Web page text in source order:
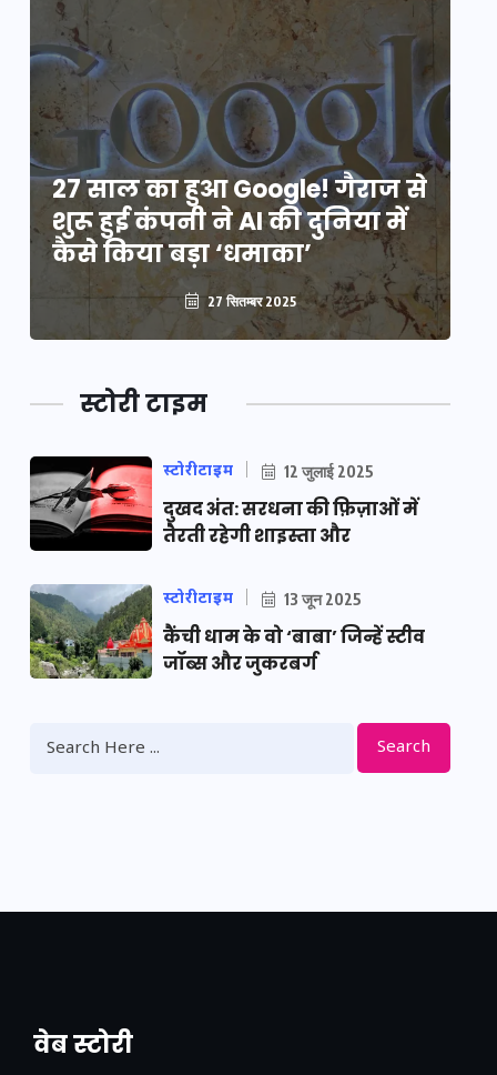
27 साल का हुआ Google! गैराज से
शुरू हुई कंपनी ने AI की दुनिया में
कैसे किया बड़ा ‘धमाका’
27 सितम्बर 2025
स्टोरी टाइम
स्टोरीटाइम 12 जुलाई 2025
दुखद अंत: सरधना की फ़िज़ाओं में
तैरती रहेगी शाइस्ता और
स्टोरीटाइम 13 जून 2025
कैंची धाम के वो ‘बाबा’ जिन्हें स्टीव
जॉब्स और जुकरबर्ग
Search
वेब स्टोरी
नया एक्सप्रेसवे: पूर्वांचल का लक, डेवलपमेंट का